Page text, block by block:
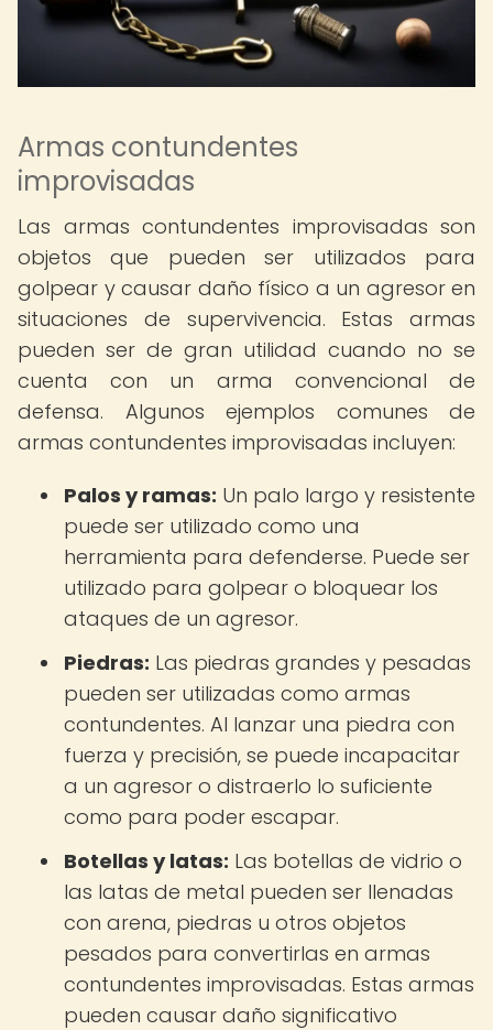
Armas contundentes
improvisadas
Las armas contundentes improvisadas son
objetos que pueden ser utilizados para
golpear y causar daño físico a un agresor en
situaciones de supervivencia. Estas armas
pueden ser de gran utilidad cuando no se
cuenta con un arma convencional de
defensa. Algunos ejemplos comunes de
armas contundentes improvisadas incluyen:
Palos y ramas: Un palo largo y resistente
puede ser utilizado como una
herramienta para defenderse. Puede ser
utilizado para golpear o bloquear los
ataques de un agresor.
Piedras: Las piedras grandes y pesadas
pueden ser utilizadas como armas
contundentes. Al lanzar una piedra con
fuerza y precisión, se puede incapacitar
a un agresor o distraerlo lo suficiente
como para poder escapar.
Botellas y latas: Las botellas de vidrio o
las latas de metal pueden ser llenadas
con arena, piedras u otros objetos
pesados para convertirlas en armas
contundentes improvisadas. Estas armas
pueden causar daño significativo